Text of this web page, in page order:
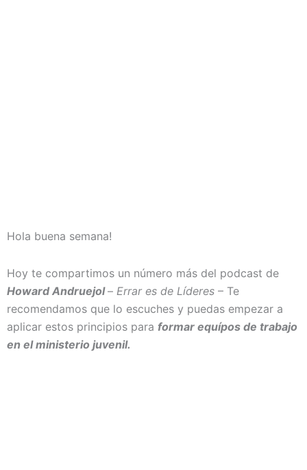
Hola buena semana!
Hoy te compartimos un número más del podcast de
Howard Andruejol– Errar es de Líderes – Te
recomendamos que lo escuches y puedas empezar a
aplicar estos principios para formar equípos de trabajo
en el ministerio juvenil.